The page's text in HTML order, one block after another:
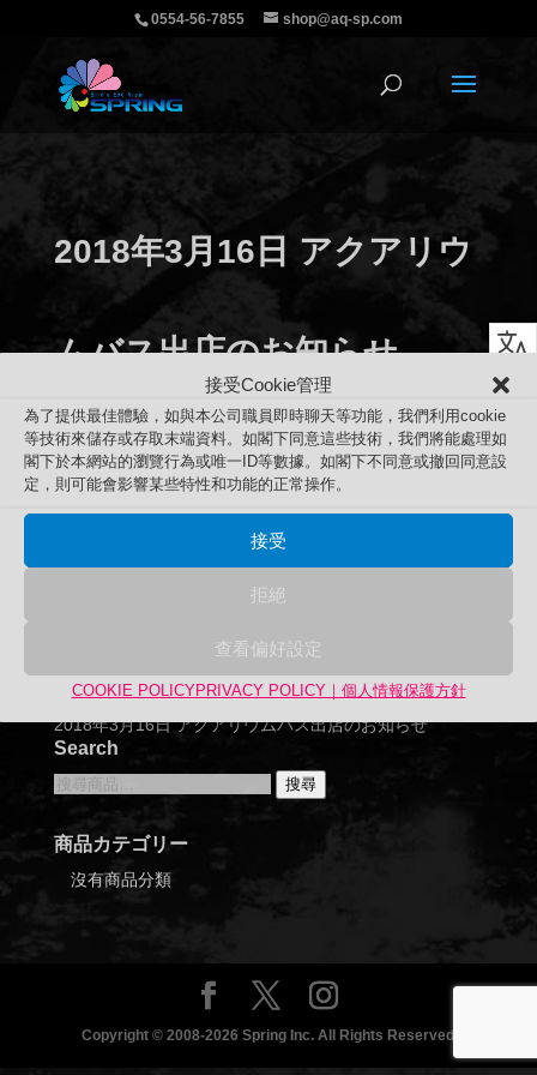
接受Cookie管理
為了提供最佳體驗，如與本公司職員即時聊天等功能，我們利用cookie
等技術來儲存或存取末端資料。如閣下同意這些技術，我們將能處理如
閣下於本網站的瀏覽行為或唯一ID等數據。如閣下不同意或撤回同意設
定，則可能會影響某些特性和功能的正常操作。
接受
拒絕
查看偏好設定
COOKIE POLICYPRIVACY POLICY｜個人情報保護方針
0554-56-7855 shop@aq-sp.com
2018年3月16日 アクアリウ
ムバス出店のお知らせ
2018年3月16日 アクアリウムバス出店のお知らせ
Search
關
字:
搜尋
商品カテゴリー
沒有商品分類
Copyright © 2008-2026 Spring Inc. All Rights Reserved